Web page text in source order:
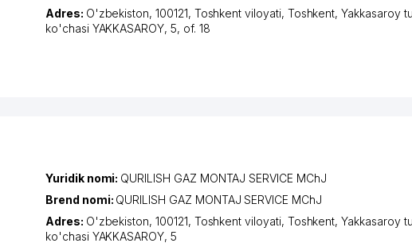
Adres: O'zbekiston, 100121, Toshkent viloyati, Toshkent,Yakkasaroy
ko'chasi YAKKASAROY, 5, of. 18
Yuridik nomi: QURILISH GAZ MONTAJ SERVICE MChJ
Brend nomi: QURILISH GAZ MONTAJ SERVICE MChJ
Adres: O'zbekiston, 100121, Toshkent viloyati, Toshkent,Yakkasaroy
ko'chasi YAKKASAROY, 5